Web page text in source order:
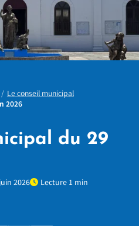
Le conseil municipal
2026
du 29
2026 Lecture 1 min